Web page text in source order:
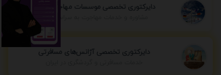
دایرکتوری تخصصی موسسات مهاجرتی ایران
مشاوره و خدمات مهاجرت به سراسر جهان
دایرکتوری تخصصی آژانس‌های مسافرتی